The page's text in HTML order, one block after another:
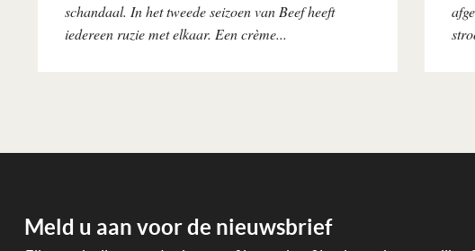
schandaal. In het tweede seizoen van Beef heeft
iedereen ruzie met elkaar. Een crème...
Meld u aan voor de nieuwsbrief